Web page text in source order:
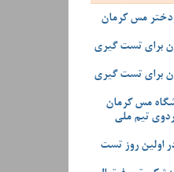
دختر مس کرمان
برای تست گیری
برای تست گیری
مس کرمان
تیم ملی
اولین روز تست